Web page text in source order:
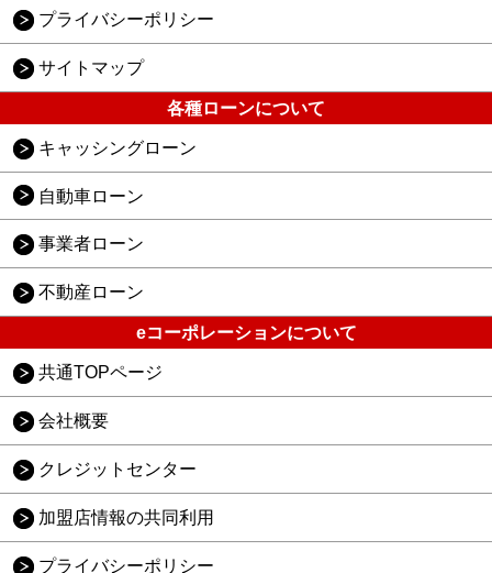
プライバシーポリシー
サイトマップ
各種ローンについて
キャッシングローン
自動車ローン
事業者ローン
不動産ローン
eコーポレーションについて
共通TOPページ
会社概要
クレジットセンター
加盟店情報の共同利用
プライバシーポリシー